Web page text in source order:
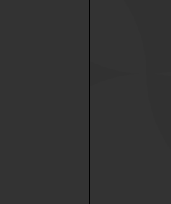
to the Baltic Youth
Centre